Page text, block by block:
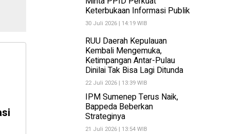
Keterbukaan Informasi Publik
30 Juli 2026 | 14:19 WIB
RUU Daerah Kepulauan
Kembali Mengemuka,
Ketimpangan Antar-Pulau
Dinilai Tak Bisa Lagi Ditunda
22 Juli 2026 | 13:39 WIB
IPM Sumenep Terus Naik,
Bappeda Beberkan
Strateginya
21 Juli 2026 | 13:54 WIB